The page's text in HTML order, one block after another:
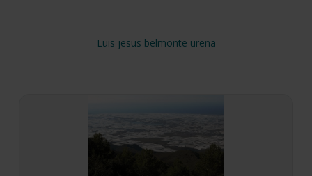
Luis jesus belmonte urena